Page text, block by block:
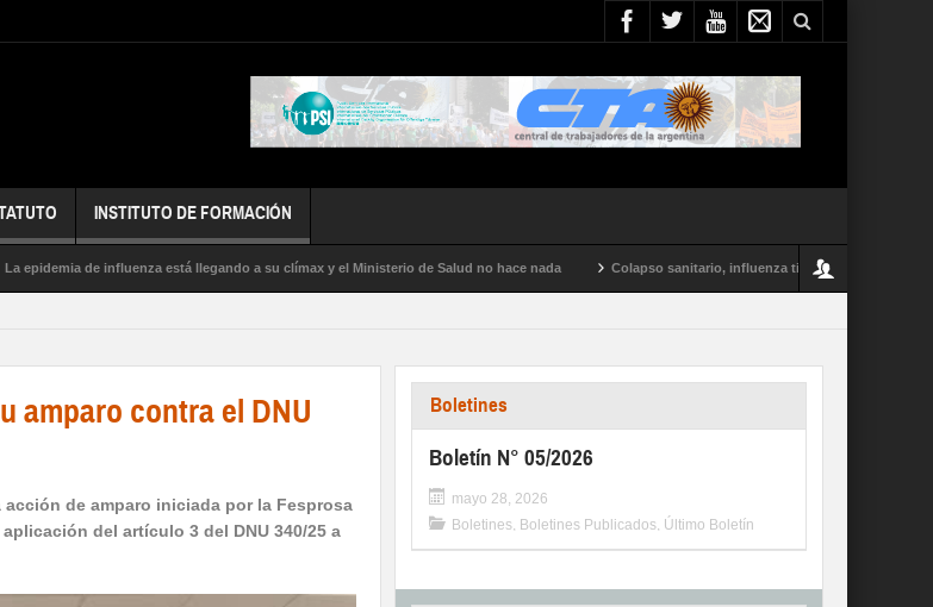
INSTITUTO DE FORMACIÓN
de influenza está llegando a su clímax y el Ministerio de Salud no hace nada Colapso sanitario, influenza tipo A y conflictos en todo el
amparo contra el DNU
de amparo iniciada por la Fesprosa
del artículo 3 del DNU 340/25 a
Boletines
Boletín N° 05/2026
mayo 28, 2026
Boletines, Boletines Publicados, Último Boletín